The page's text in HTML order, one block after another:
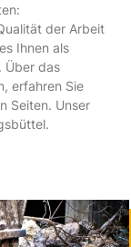
der Arbeit
Ihnen als
Über das
erfahren Sie
Seiten. Unser